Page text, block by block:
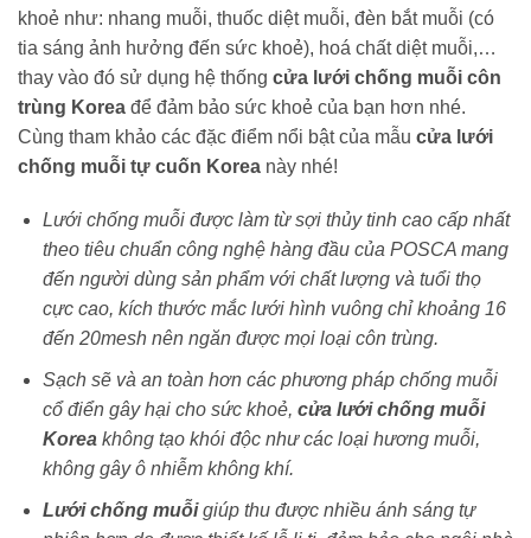
khoẻ như: nhang muỗi, thuốc diệt muỗi, đèn bắt muỗi (có
tia sáng ảnh hưởng đến sức khoẻ), hoá chất diệt muỗi,…
thay vào đó sử dụng hệ thống cửa lưới chống muỗi côn
trùng Korea để đảm bảo sức khoẻ của bạn hơn nhé.
Cùng tham khảo các đặc điểm nổi bật của mẫu cửa lưới
chống muỗi tự cuốn Korea này nhé!
Lưới chống muỗi được làm từ sợi thủy tinh cao cấp nhất
theo tiêu chuẩn công nghệ hàng đầu của POSCA mang
đến người dùng sản phẩm với chất lượng và tuổi thọ
cực cao, kích thước mắc lưới hình vuông chỉ khoảng 16
đến 20mesh nên ngăn được mọi loại côn trùng.
Sạch sẽ và an toàn hơn các phương pháp chống muỗi
cổ điển gây hại cho sức khoẻ, cửa lưới chống muỗi
Koreakhông tạo khói độc như các loại hương muỗi,
không gây ô nhiễm không khí.
Lưới chống muỗigiúp thu được nhiều ánh sáng tự